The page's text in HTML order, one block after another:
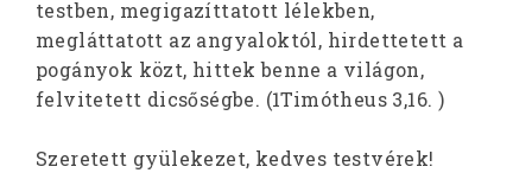
testben, megigazíttatott lélekben,
megláttatott az angyaloktól, hirdettetett a
pogányok közt, hittek benne a világon,
felvitetett dicsőségbe. (1Timótheus 3,16. )
Szeretett gyülekezet, kedves testvérek!